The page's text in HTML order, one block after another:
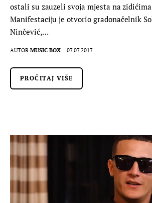
ostali su zauzeli svoja mjesta na
Manifestaciju je otvorio gradonačelnik
Ninčević,…
AUTOR MUSIC BOX 07.07.2017.
PROČITAJ VIŠE